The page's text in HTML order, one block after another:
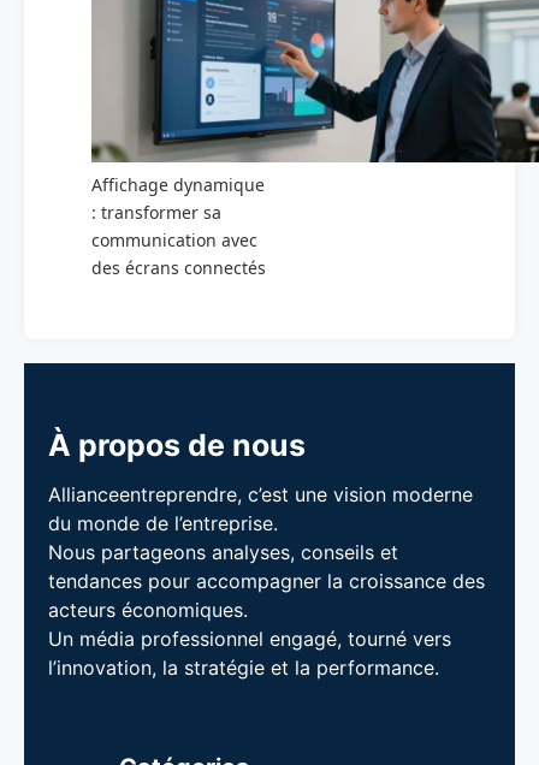
Affichage dynamique
: transformer sa
communication avec
des écrans connectés
À propos de nous
Allianceentreprendre, c’est une vision moderne
du monde de l’entreprise.
Nous partageons analyses, conseils et
tendances pour accompagner la croissance des
acteurs économiques.
Un média professionnel engagé, tourné vers
l’innovation, la stratégie et la performance.